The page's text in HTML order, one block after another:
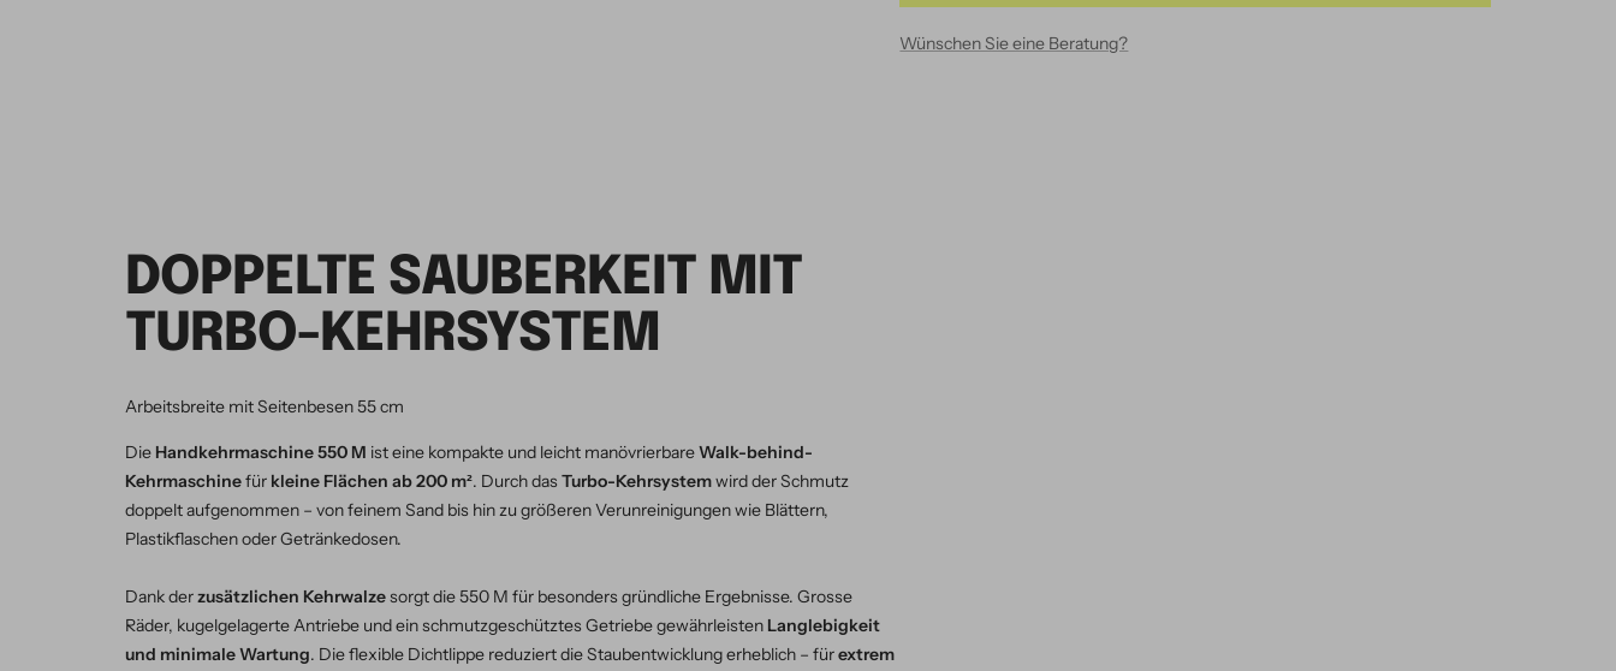
Wünschen Sie eine Beratung?
DOPPELTE SAUBERKEIT MIT
TURBO-KEHRSYSTEM
Arbeitsbreite mit Seitenbesen 55 cm
Die Handkehrmaschine 550 M ist eine kompakte und leicht manövrierbareWalk-behind-
Kehrmaschinefür kleine Flächen ab 200 m². Durch dasTurbo-Kehrsystemwird der Schmutz
doppelt aufgenommen – von feinem Sand bis hin zu größeren Verunreinigungen wie Blättern,
Plastikflaschen oder Getränkedosen.
Dank derzusätzlichen Kehrwalzesorgt die 550 M für besonders gründliche Ergebnisse. Grosse
Räder, kugelgelagerte Antriebe und ein schmutzgeschütztes Getriebe gewährleisten Langlebigkeit
und minimale Wartung. Die flexible Dichtlippe reduziert die Staubentwicklung erheblich – fürextrem